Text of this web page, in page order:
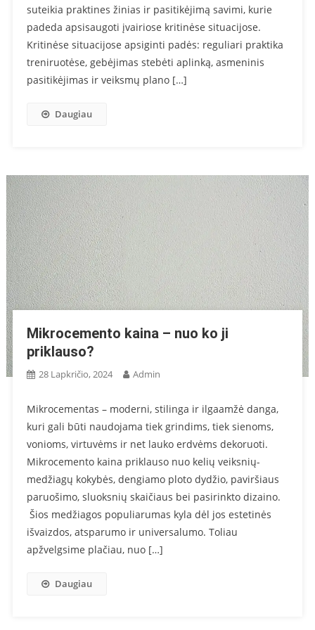
suteikia praktines žinias ir pasitikėjimą savimi, kurie
padeda apsisaugoti įvairiose kritinėse situacijose.
Kritinėse situacijose apsiginti padės: reguliari praktika
treniruotėse, gebėjimas stebėti aplinką, asmeninis
pasitikėjimas ir veiksmų plano […]
Daugiau
Mikrocemento kaina – nuo ko ji
priklauso?
28 Lapkričio, 2024 Admin
Mikrocementas – moderni, stilinga ir ilgaamžė danga,
kuri gali būti naudojama tiek grindims, tiek sienoms,
vonioms, virtuvėms ir net lauko erdvėms dekoruoti.
Mikrocemento kaina priklauso nuo kelių veiksnių-
medžiagų kokybės, dengiamo ploto dydžio, paviršiaus
paruošimo, sluoksnių skaičiaus bei pasirinkto dizaino.
Šios medžiagos populiarumas kyla dėl jos estetinės
išvaizdos, atsparumo ir universalumo. Toliau
apžvelgsime plačiau, nuo […]
Daugiau